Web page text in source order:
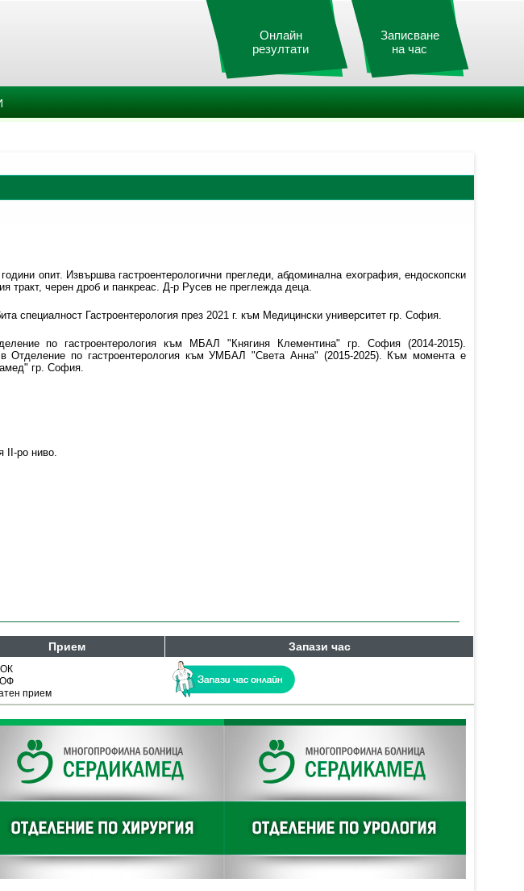
Записване
на час
Онлайн
резултати
опит. Извършва гастроентерологични прегледи, абдоминална ехография, ендоскопски
тракт, черен дроб и панкреас. Д-р Русев не преглежда деца.
специалност Гастроентерология през 2021 г. към Медицински университет гр. София.
по гастроентерология към МБАЛ "Княгиня Клементина" гр. София (2014-2015).
в Отделение по гастроентерология към УМБАЛ "Света Анна" (2015-2025). Към момента е
гр. София.
II-ро ниво.
Прием Запази час
прием